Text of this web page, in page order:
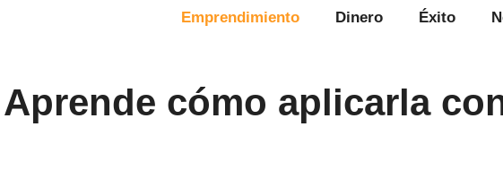
Emprendimiento Dinero Éxito
cómo aplicarla